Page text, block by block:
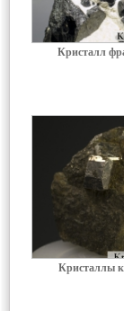
Кристалл
Кристаллы